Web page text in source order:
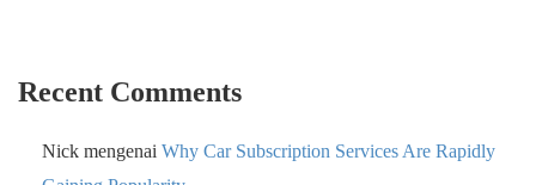
Recent Comments
Nick mengenai Why Car Subscription Services Are Rapidly